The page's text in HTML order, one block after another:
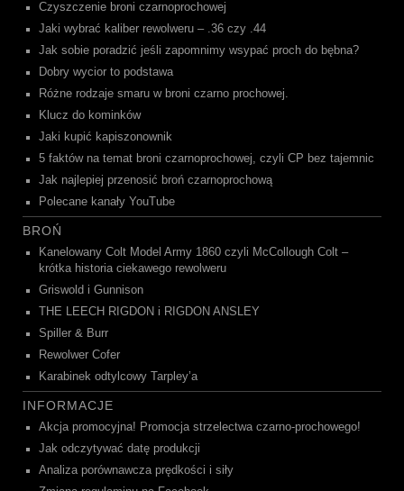
Czyszczenie broni czarnoprochowej
Jaki wybrać kaliber rewolweru – .36 czy .44
Jak sobie poradzić jeśli zapomnimy wsypać proch do bębna?
Dobry wycior to podstawa
Różne rodzaje smaru w broni czarno prochowej.
Klucz do kominków
Jaki kupić kapiszonownik
5 faktów na temat broni czarnoprochowej, czyli CP bez tajemnic
Jak najlepiej przenosić broń czarnoprochową
Polecane kanały YouTube
BROŃ
Kanelowany Colt Model Army 1860 czyli McCollough Colt –
krótka historia ciekawego rewolweru
Griswold i Gunnison
THE LEECH RIGDON i RIGDON ANSLEY
Spiller & Burr
Rewolwer Cofer
Karabinek odtylcowy Tarpley’a
INFORMACJE
Akcja promocyjna! Promocja strzelectwa czarno-prochowego!
Jak odczytywać datę produkcji
Analiza porównawcza prędkości i siły